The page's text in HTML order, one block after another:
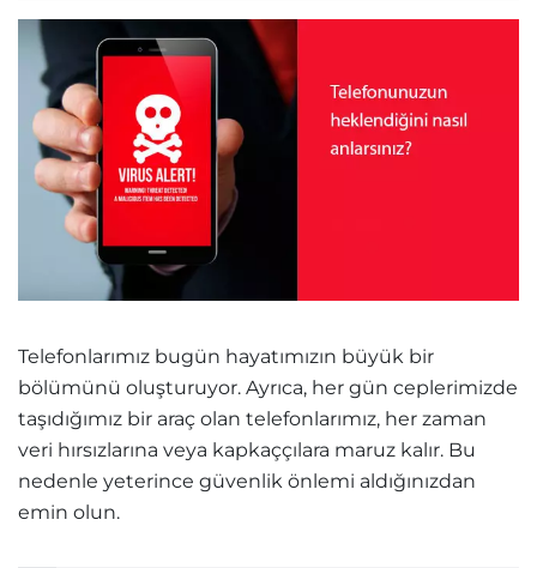
Telefonlarımız bugün hayatımızın büyük bir
bölümünü oluşturuyor. Ayrıca, her gün ceplerimizde
taşıdığımız bir araç olan telefonlarımız, her zaman
veri hırsızlarına veya kapkaççılara maruz kalır. Bu
nedenle yeterince güvenlik önlemi aldığınızdan
emin olun.